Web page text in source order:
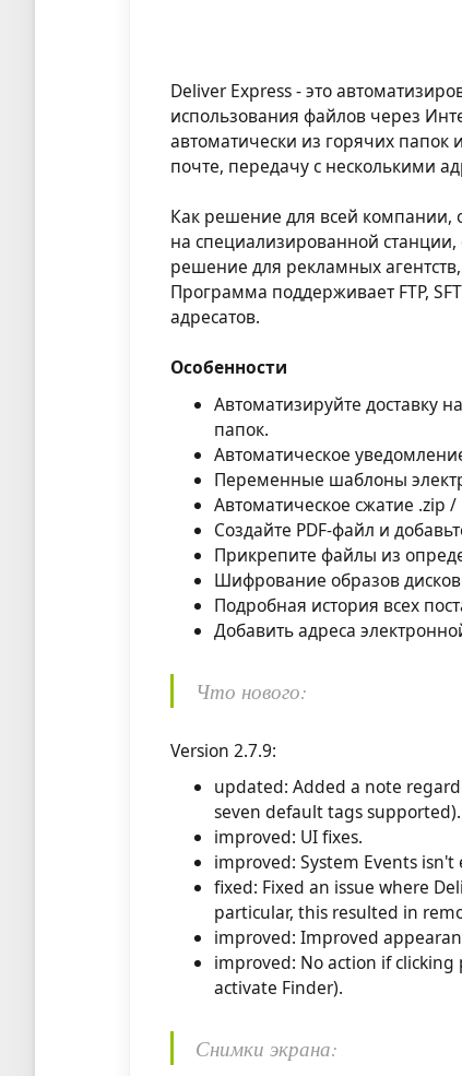
Deliver Express - это
использования файлов через
автоматически из горячих папок
почте, передачу с несколькими
Как решение для всей компании,
на специализированной
решение для рекламных
Программа поддерживает FTP,
адресатов.
Особенности
Автоматизируйте доставку
папок.
Автоматическое
Переменные шаблоны
Автоматическое сжатие .zip
Создайте PDF-файл и
Прикрепите файлы из
Шифрование образов
Подробная история всех
Добавить адреса
Что нового:
Version 2.7.9:
updated: Added a note
seven default tags supported).
improved: UI fixes.
improved: System Events
fixed: Fixed an issue where
particular, this resulted in
improved: Improved
improved: No action if
activate Finder).
Снимки экрана: